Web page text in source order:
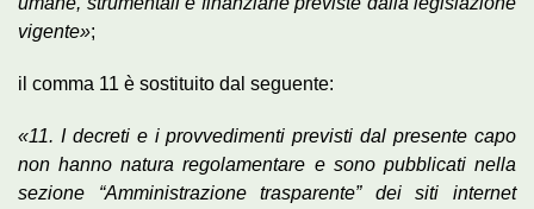
vigente»;
il comma 11 è sostituito dal seguente:
«11. I decreti e i provvedimenti previsti dal presente capo
non hanno natura regolamentare e sono pubblicati nella
sezione “Amministrazione trasparente” dei siti internet